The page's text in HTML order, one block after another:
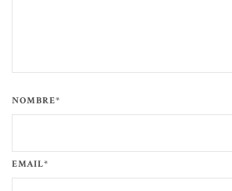
NOMBRE*
EMAIL*